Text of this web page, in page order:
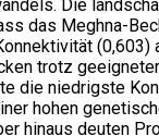
Die
das Meghna-
(0,603)
trotz geeigneter
die niedrigste
hohen
hinaus deuten